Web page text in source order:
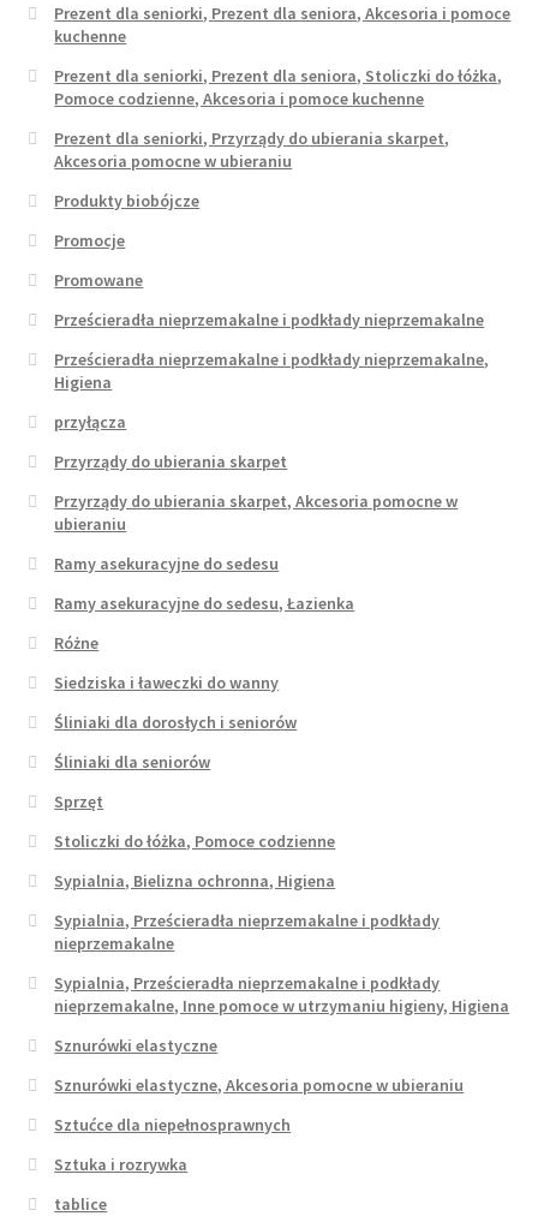
Prezent dla seniorki, Prezent dla seniora, Akcesoria i pomoce
kuchenne
Prezent dla seniorki, Prezent dla seniora, Stoliczki do łóżka,
Pomoce codzienne, Akcesoria i pomoce kuchenne
Prezent dla seniorki, Przyrządy do ubierania skarpet,
Akcesoria pomocne w ubieraniu
Produkty biobójcze
Promocje
Promowane
Prześcieradła nieprzemakalne i podkłady nieprzemakalne
Prześcieradła nieprzemakalne i podkłady nieprzemakalne,
Higiena
przyłącza
Przyrządy do ubierania skarpet
Przyrządy do ubierania skarpet, Akcesoria pomocne w
ubieraniu
Ramy asekuracyjne do sedesu
Ramy asekuracyjne do sedesu, Łazienka
Różne
Siedziska i ławeczki do wanny
Śliniaki dla dorosłych i seniorów
Śliniaki dla seniorów
Sprzęt
Stoliczki do łóżka, Pomoce codzienne
Sypialnia, Bielizna ochronna, Higiena
Sypialnia, Prześcieradła nieprzemakalne i podkłady
nieprzemakalne
Sypialnia, Prześcieradła nieprzemakalne i podkłady
nieprzemakalne, Inne pomoce w utrzymaniu higieny, Higiena
Sznurówki elastyczne
Sznurówki elastyczne, Akcesoria pomocne w ubieraniu
Sztućce dla niepełnosprawnych
Sztuka i rozrywka
tablice